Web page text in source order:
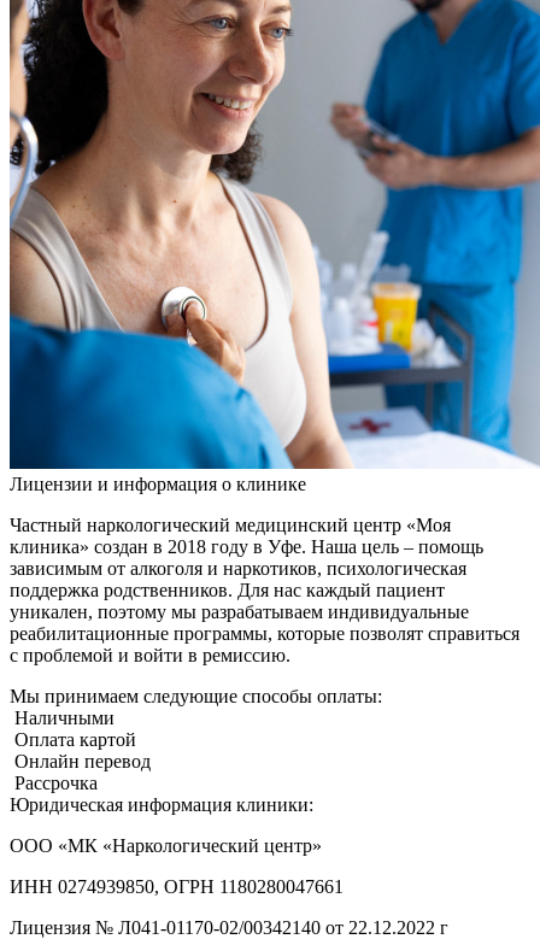
Лицензии и информация о клинике
Частный наркологический медицинский центр «Моя
клиника» создан в 2018 году в Уфе. Наша цель – помощь
зависимым от алкоголя и наркотиков, психологическая
поддержка родственников. Для нас каждый пациент
уникален, поэтому мы разрабатываем индивидуальные
реабилитационные программы, которые позволят справиться
с проблемой и войти в ремиссию.
Мы принимаем следующие способы оплаты:
Наличными
Оплата картой
Онлайн перевод
Рассрочка
Юридическая информация клиники:
ООО «МК «Наркологический центр»
ИНН 0274939850, ОГРН 1180280047661
Лицензия № Л041-01170-02/00342140 от 22.12.2022 г